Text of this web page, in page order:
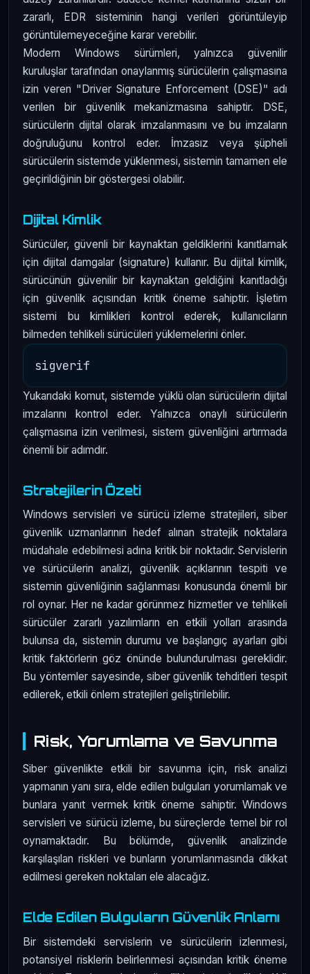
zararlı, EDR sisteminin hangi verileri görüntüleyip
görüntülemeyeceğine karar verebilir.
Modern Windows sürümleri, yalnızca güvenilir
kuruluşlar tarafından onaylanmış sürücülerin çalışmasına
izin veren "Driver Signature Enforcement (DSE)" adı
verilen bir güvenlik mekanizmasına sahiptir. DSE,
sürücülerin dijital olarak imzalanmasını ve bu imzaların
doğruluğunu kontrol eder. İmzasız veya şüpheli
sürücülerin sistemde yüklenmesi, sistemin tamamen ele
geçirildiğinin bir göstergesi olabilir.
Dijital Kimlik
Sürücüler, güvenli bir kaynaktan geldiklerini kanıtlamak
için dijital damgalar (signature) kullanır. Bu dijital kimlik,
sürücünün güvenilir bir kaynaktan geldiğini kanıtladığı
için güvenlik açısından kritik öneme sahiptir. İşletim
sistemi bu kimlikleri kontrol ederek, kullanıcıların
bilmeden tehlikeli sürücüleri yüklemelerini önler.
Yukarıdaki komut, sistemde yüklü olan sürücülerin dijital
imzalarını kontrol eder. Yalnızca onaylı sürücülerin
çalışmasına izin verilmesi, sistem güvenliğini artırmada
önemli bir adımdır.
Stratejilerin Özeti
Windows servisleri ve sürücü izleme stratejileri, siber
güvenlik uzmanlarının hedef alınan stratejik noktalara
müdahale edebilmesi adına kritik bir noktadır. Servislerin
ve sürücülerin analizi, güvenlik açıklarının tespiti ve
sistemin güvenliğinin sağlanması konusunda önemli bir
rol oynar. Her ne kadar görünmez hizmetler ve tehlikeli
sürücüler zararlı yazılımların en etkili yolları arasında
bulunsa da, sistemin durumu ve başlangıç ayarları gibi
kritik faktörlerin göz önünde bulundurulması gereklidir.
Bu yöntemler sayesinde, siber güvenlik tehditleri tespit
edilerek, etkili önlem stratejileri geliştirilebilir.
Risk, Yorumlama ve Savunma
Siber güvenlikte etkili bir savunma için, risk analizi
yapmanın yanı sıra, elde edilen bulguları yorumlamak ve
bunlara yanıt vermek kritik öneme sahiptir. Windows
servisleri ve sürücü izleme, bu süreçlerde temel bir rol
oynamaktadır. Bu bölümde, güvenlik analizinde
karşılaşılan riskleri ve bunların yorumlanmasında dikkat
edilmesi gereken noktaları ele alacağız.
Elde Edilen Bulguların Güvenlik Anlamı
Bir sistemdeki servislerin ve sürücülerin izlenmesi,
potansiyel risklerin belirlenmesi açısından kritik öneme